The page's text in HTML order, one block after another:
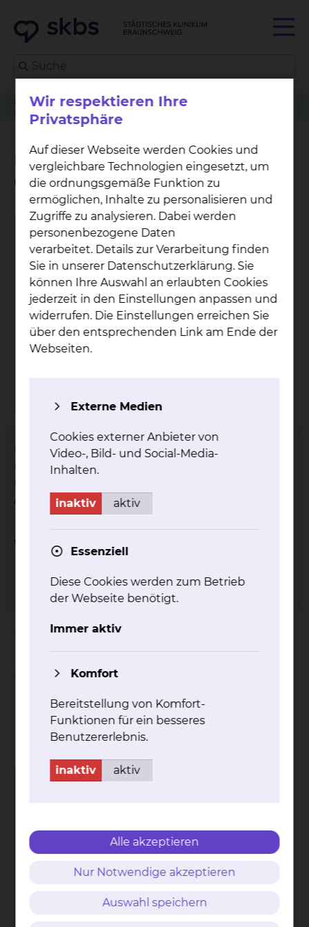
Zuweiser Patient anmelden
Kardiologie & Intensivmedizin
Betreuungsangebot der Grünen Damen und Herren
Betreuungsangebot der
Grünen Damen und Herren
Grü­ne Da­men & Her­ren
Unsere ehrenamtlich tätigen Grünen Damen und
Herren stehen unseren Patientinnen und
Aufenthalt bei uns zu erleichtern.
Weitere Informationen
Besuchsservice
Unterstützung während des stationären
Spielnachmittag in der Geriatrie
Kontakt Impressum AVB
Datenschutz
Bildnachweise
Städtisches Klinikum
Braunschweig gGmbH
38118 Braunschweig
Wir respektieren Ihre
Privatsphäre
Auf dieser Webseite werden Cookies und
vergleichbare Technologien eingesetzt, um
die ordnungsgemäße Funktion zu
ermöglichen, Inhalte zu personalisieren und
Zugriffe zu analysieren. Dabei werden
personenbezogene Daten
verarbeitet. Details zur Verarbeitung finden
Sie in unserer Datenschutzerklärung. Sie
können Ihre Auswahl an erlaubten Cookies
jederzeit in den Einstellungen anpassen und
widerrufen. Die Einstellungen erreichen Sie
über den entsprechenden Link am Ende der
Webseiten.
Externe Medien
Cookies externer Anbieter von
Video-, Bild- und Social-Media-
Inhalten.
inaktiv aktiv
Essenziell
Diese Cookies werden zum Betrieb
der Webseite benötigt.
Immer aktiv
Komfort
Bereitstellung von Komfort-
Funktionen für ein besseres
Benutzererlebnis.
inaktiv aktiv
Alle akzeptieren
Nur Notwendige akzeptieren
Auswahl speichern